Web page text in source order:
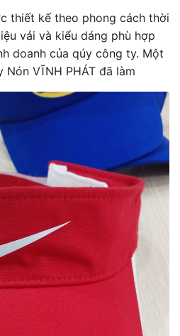
thiết kế theo phong cách thời
vải và kiểu dáng phù hợp
doanh của qúy công ty. Một
VĨNH PHÁT đã làm